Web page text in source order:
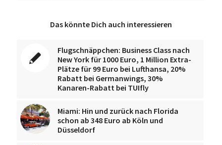
Das könnte Dich auch interessieren
Flugschnäppchen: Business Class nach
New York für 1000 Euro, 1 Million Extra-
Plätze für 99 Euro bei Lufthansa, 20%
Rabatt bei Germanwings, 30%
Kanaren-Rabatt bei TUIfly
Miami: Hin und zurück nach Florida
schon ab 348 Euro ab Köln und
Düsseldorf